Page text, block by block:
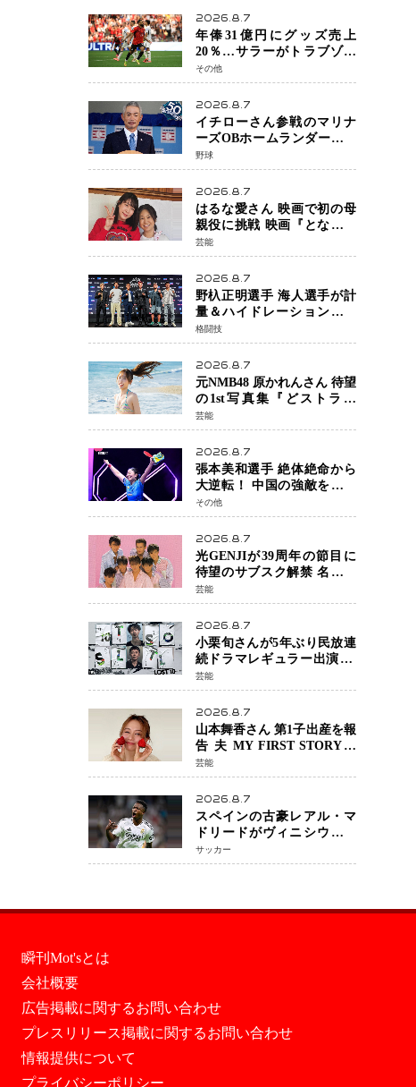
2026.8.7
年俸31億円にグッズ売上
20％…サラーがトラブゾン
スポル加入 世界サッカー
は「五大リーグ一強」から
新時代へ
その他
2026.8.7
イチローさん参戦のマリナ
ーズOBホームランダービー
が無料生配信 北米ならで
はの“魅せる興行”に世界が
注目
野球
2026.8.7
はるな愛さん 映画で初の母
親役に挑戦 映画『となりの
とらんす少女ちゃん』11月7
日公開 未来の自分との対話
を描く注目作
芸能
2026.8.7
野杁正明選手 海人選手が計
量＆ハイドレーションテス
トをクリア「ONE
SAMURAI 2」決戦へ万全の
準備整う
格闘技
2026.8.7
元NMB48 原かれんさん 待望
の1st写真集『どストライ
ク』発売決定 バリで魅せる
25歳の新境地
芸能
2026.8.7
張本美和選手 絶体絶命から
大逆転！ 中国の強敵を撃破
しWTT横浜でベスト8進出
その他
2026.8.7
光GENJIが39周年の節目に
待望のサブスク解禁 名曲の
数々がデジタル配信へ 40周
年へ向け1年間で全作品を順
次公開
芸能
2026.8.7
小栗旬さんが5年ぶり民放連
続ドラマレギュラー出演 横
浜流星さんと初共演
『LOST10』で異色バディ結
成
芸能
2026.8.7
山本舞香さん 第1子出産を報
告 夫 MY FIRST STORYの
Hiroさんとの新たな家族生
活「母子ともに健康」
芸能
2026.8.7
スペインの古豪レアル・マ
ドリードがヴィニシウス選
手との契約を2032年まで延
長 長期交渉が決着 年俸は約
サッカー
瞬刊Mot'sとは
会社概要
広告掲載に関するお問い合わせ
プレスリリース掲載に関するお問い合わせ
情報提供について
プライバシーポリシー